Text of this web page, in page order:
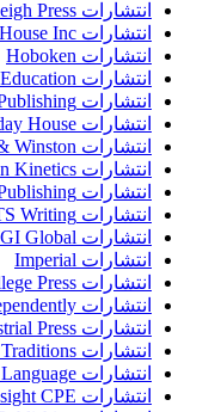
انتشارات Hatherleigh Press
انتشارات Hay House Inc
انتشارات Hoboken
انتشارات Hodder Education
انتشارات Hogrefe Publishing
انتشارات Holiday House
انتشارات Holt Rinehart & Winston
انتشارات Human Kinetics
انتشارات ICE Publishing
انتشارات IDM IELTS Writing
انتشارات IGI Global
انتشارات Imperial
انتشارات Imperial College Press
انتشارات Independently
انتشارات Industrial Press
انتشارات Inner Traditions
انتشارات Innovative Language
انتشارات Insight CPE